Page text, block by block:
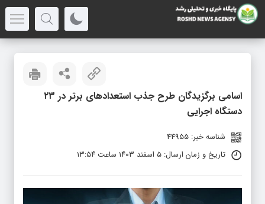
اسامی برگزیدگان طرح جذب استعدادهای برتر در ۲۳
دستگاه‌ اجرایی
شناسه خبر: 44955
تاریخ و زمان ارسال: ۵ اسفند ۱۴۰۳ ساعت ۱۳:۵۴